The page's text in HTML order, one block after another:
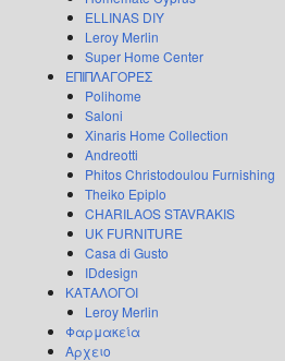
ELLINAS DIY
Leroy Merlin
Super Home Center
ΕΠΙΠΛΑΓΟΡΕΣ
Polihome
Saloni
Xinaris Home Collection
Andreotti
Phitos Christodoulou Furnishing
Theiko Epiplo
CHARILAOS STAVRAKIS
UK FURNITURE
Casa di Gusto
IDdesign
ΚΑΤΑΛΟΓΟΙ
Leroy Merlin
Φαρμακεία
Αρχειο